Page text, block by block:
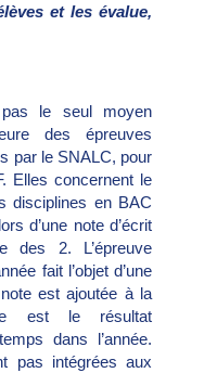
et les évalue,
le seul moyen
des épreuves
par le SNALC, pour
Elles concernent le
disciplines en BAC
d’une note d’écrit
des 2. L’épreuve
fait l’objet d’une
est ajoutée à la
est le résultat
dans l’année.
pas intégrées aux